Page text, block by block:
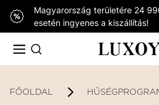
Magyarország területére 24
esetén ingyenes a kiszállítás!
FŐOLDAL